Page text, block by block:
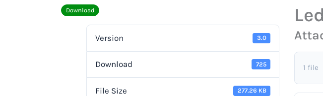
Download
Version 3.0
Download 725
File Size 277.26 KB
1 file